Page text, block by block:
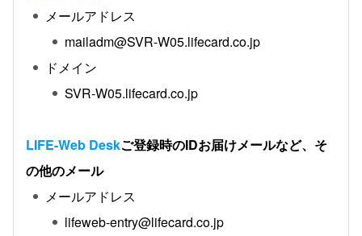
メールアドレス
mailadm@SVR-W05.lifecard.co.jp
ドメイン
SVR-W05.lifecard.co.jp
LIFE-Web Deskご登録時のIDお届けメールなど、そ
の他のメール
メールアドレス
lifeweb-entry@lifecard.co.jp